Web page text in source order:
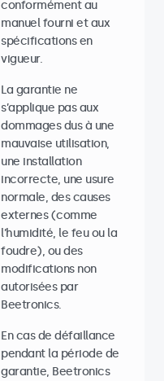
conformément au
manuel fourni et aux
spécifications en
vigueur.
La garantie ne
s’applique pas aux
dommages dus à une
mauvaise utilisation,
une installation
incorrecte, une usure
normale, des causes
externes (comme
l’humidité, le feu ou la
foudre), ou des
modifications non
autorisées par
Beetronics.
En cas de défaillance
pendant la période de
garantie, Beetronics